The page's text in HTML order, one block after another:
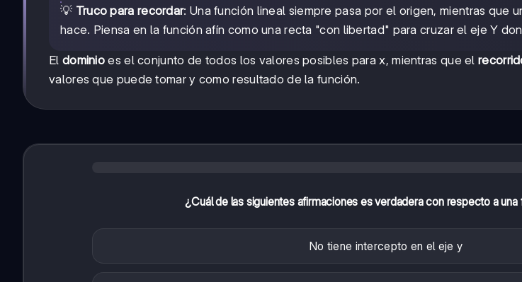
💡 Truco para recordar: Una función lineal siempre pasa por el origen, mientras que
hace. Piensa en la función afín como una recta "con libertad" para cruzar el eje Y
El dominio es el conjunto de todos los valores posibles para x, mientras que el
valores que puede tomar y como resultado de la función.
¿Cuál de las siguientes afirmaciones es verdadera con respecto a una
No tiene intercepto en el eje y